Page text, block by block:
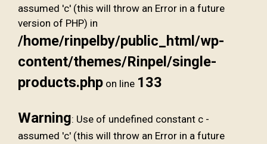
assumed 'c' (this will throw an Error in a future
version of PHP) in
/home/rinpelby/public_html/wp-
content/themes/Rinpel/single-
products.php on line 133
Warning: Use of undefined constant c -
assumed 'c' (this will throw an Error in a future